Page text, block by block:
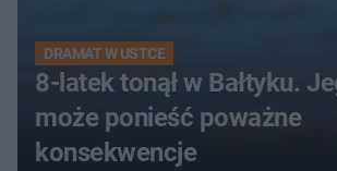
DRAMAT W USTCE
8-latek tonął w Bałtyku.
może ponieść poważne
konsekwencje